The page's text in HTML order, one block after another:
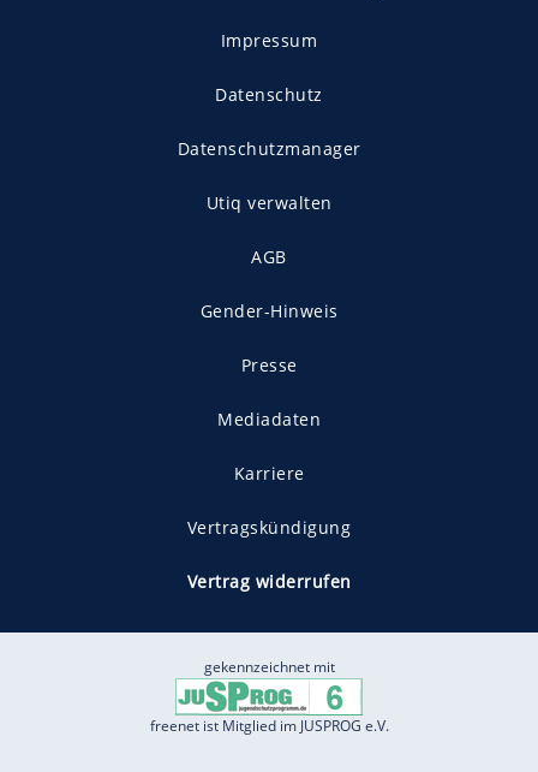
Impressum
Datenschutz
Datenschutzmanager
Utiq verwalten
AGB
Gender-Hinweis
Presse
Mediadaten
Karriere
Vertragskündigung
Vertrag widerrufen
gekennzeichnet mit
freenet ist Mitglied im JUSPROG e.V.